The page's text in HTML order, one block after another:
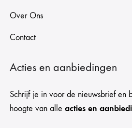
Over Ons
Contact
Acties en aanbiedingen
Schrijf je in voor de nieuwsbrief en
hoogte van alle acties en